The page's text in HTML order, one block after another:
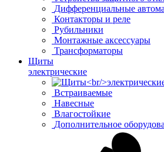
Дифференциальные
Контакторы и реле
Рубильники
Монтажные аксессуары
Трансформаторы
Щиты
электрические
Встраиваемые
Навесные
Влагостойкие
Дополнительное